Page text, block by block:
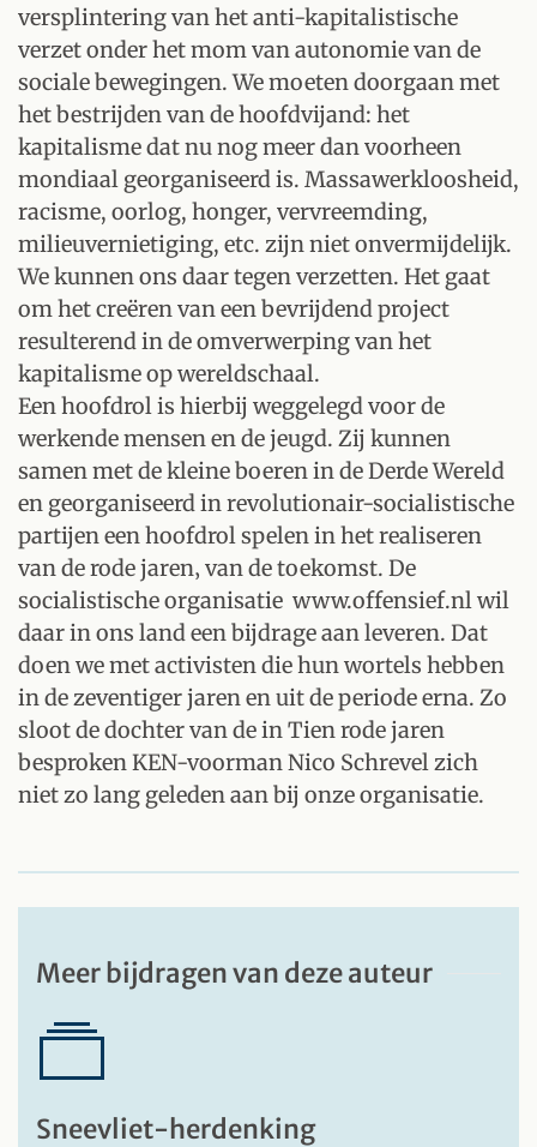
versplintering van het anti-kapitalistische
verzet onder het mom van autonomie van de
sociale bewegingen. We moeten doorgaan met
het bestrijden van de hoofdvijand: het
kapitalisme dat nu nog meer dan voorheen
mondiaal georganiseerd is. Massawerkloosheid,
racisme, oorlog, honger, vervreemding,
milieuvernietiging, etc. zijn niet onvermijdelijk.
We kunnen ons daar tegen verzetten. Het gaat
om het creëren van een bevrijdend project
resulterend in de omverwerping van het
kapitalisme op wereldschaal.
Een hoofdrol is hierbij weggelegd voor de
werkende mensen en de jeugd. Zij kunnen
samen met de kleine boeren in de Derde Wereld
en georganiseerd in revolutionair-socialistische
partijen een hoofdrol spelen in het realiseren
van de rode jaren‚ van de toekomst. De
socialistische organisatie www.offensief.nl wil
daar in ons land een bijdrage aan leveren. Dat
doen we met activisten die hun wortels hebben
in de zeventiger jaren en uit de periode erna. Zo
sloot de dochter van de in Tien rode jaren
besproken KEN-voorman Nico Schrevel zich
niet zo lang geleden aan bij onze organisatie.
Meer bijdragen van deze auteur
Sneevliet-herdenking